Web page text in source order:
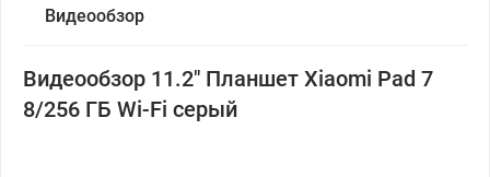
Видеообзор
Видеообзор 11.2" Планшет Xiaomi Pad 7
8/256 ГБ Wi-Fi серый